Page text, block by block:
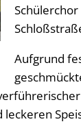
Aufgrund
leckeren